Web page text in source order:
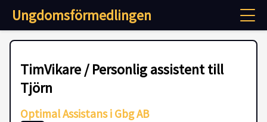
Ungdomsförmedlingen
TimVikare / Personlig assistent till
Tjörn
Optimal Assistans i Gbg AB